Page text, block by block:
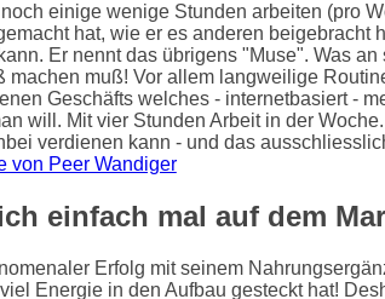
einige wenige Stunden arbeiten (pro
hat, wie er es anderen
Er nennt das übrigens "Muse". Was
machen muß! Vor allem langweilige
Geschäfts welches - internetbasiert -
will. Mit vier Stunden Arbeit in der
verdienen kann - und das
von Peer Wandiger
einfach mal auf dem
Erfolg mit seinem
Energie in den Aufbau gesteckt hat!